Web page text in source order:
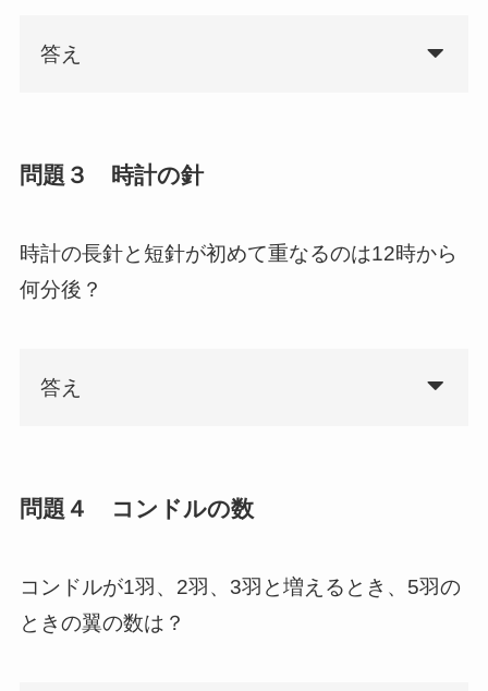
答え
問題３ 時計の針
時計の長針と短針が初めて重なるのは12時から
何分後？
答え
問題４ コンドルの数
コンドルが1羽、2羽、3羽と増えるとき、5羽の
ときの翼の数は？